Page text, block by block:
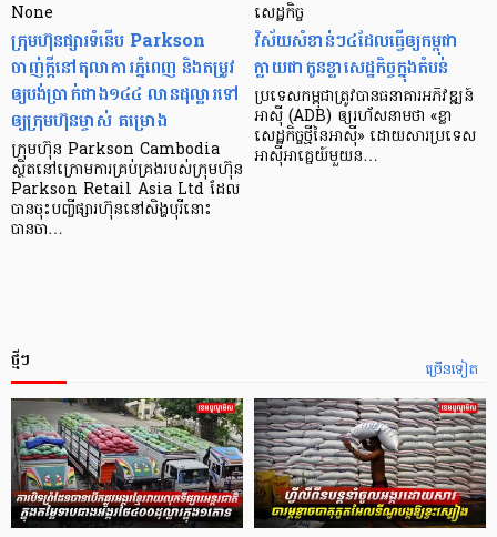
None
ក្រុមហ៊ុនផ្សារទំនើប Parkson
ចាញ់ក្ដីនៅតុលាការភ្នំពេញ និងតម្រូវ
ឲ្យបង់ប្រាក់ជាង១៤៤ លានដុល្លារទៅ
ឲ្យក្រុមហ៊ុនម្ចាស់ គម្រោង
ក្រុមហ៊ុន Parkson Cambodia
ស្ថិតនៅក្រោមការគ្រប់គ្រងរបស់ក្រុមហ៊ុន
Parkson Retail Asia Ltd ដែល
បានចុះបញ្ចីផ្សារហ៊ុននៅសិង្ហបុរីនោះ
បានចា…
សេដ្ឋកិច្ច​
វិស័យ​សំខាន់ៗ​៤​ដែល​ធ្វើ​ឲ្យ​កម្ពុជា​
ក្លាយ​ជា​កូន​ខ្លា​សេដ្ឋកិច្ច​ក្នុង​តំបន់
ប្រទេស​កម្ពុជា​ត្រូវ​បាន​ធនាគារ​អភិវឌ្ឍន៍​
អាស៊ី (ADB) ឲ្យ​រហ័ស​នាមថា «ខ្លា​
សេដ្ឋកិច្ច​ថ្មី​នៃ​អាស៊ី» ដោយសារ​ប្រទេស​
អាស៊ី​អាគ្នេយ៍​មួយ​ន…
ច្រើនទៀត
ថ្មីៗ